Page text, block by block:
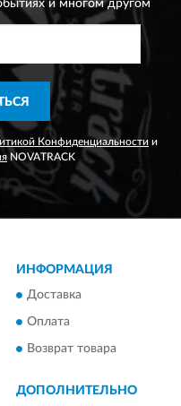
и многом другом
Конфиденциальности и
NOVATRACK
ИНФОРМАЦИЯ
Доставка
Оплата
Возврат товара
ДОПОЛНИТЕЛЬНО